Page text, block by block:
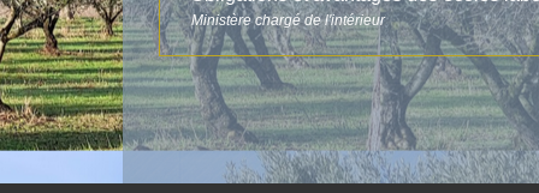
Ministère chargé de l'intérieur